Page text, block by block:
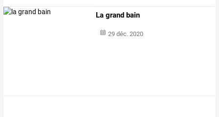
La grand bain
29 déc. 2020